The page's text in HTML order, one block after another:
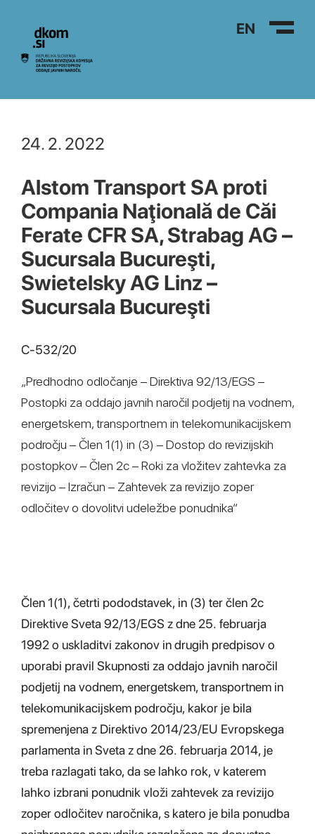
Na vsebino EN
24. 2. 2022
Alstom Transport SA proti
Compania Naţională de Căi
Ferate CFR SA, Strabag AG –
Sucursala Bucureşti,
Swietelsky AG Linz –
Sucursala Bucureşti
C-532/20
„Predhodno odločanje – Direktiva 92/13/EGS –
Postopki za oddajo javnih naročil podjetij na vodnem,
energetskem, transportnem in telekomunikacijskem
področju – Člen 1(1) in (3) – Dostop do revizijskih
postopkov – Člen 2c – Roki za vložitev zahtevka za
revizijo – Izračun – Zahtevek za revizijo zoper
odločitev o dovolitvi udeležbe ponudnika“
Člen 1(1), četrti pododstavek, in (3) ter člen 2c
Direktive Sveta 92/13/EGS z dne 25. februarja
1992 o uskladitvi zakonov in drugih predpisov o
uporabi pravil Skupnosti za oddajo javnih naročil
podjetij na vodnem, energetskem, transportnem in
telekomunikacijskem področju, kakor je bila
spremenjena z Direktivo 2014/23/EU Evropskega
parlamenta in Sveta z dne 26. februarja 2014, je
treba razlagati tako, da se lahko rok, v katerem
lahko izbrani ponudnik vloži zahtevek za revizijo
zoper odločitev naročnika, s katero je bila ponudba